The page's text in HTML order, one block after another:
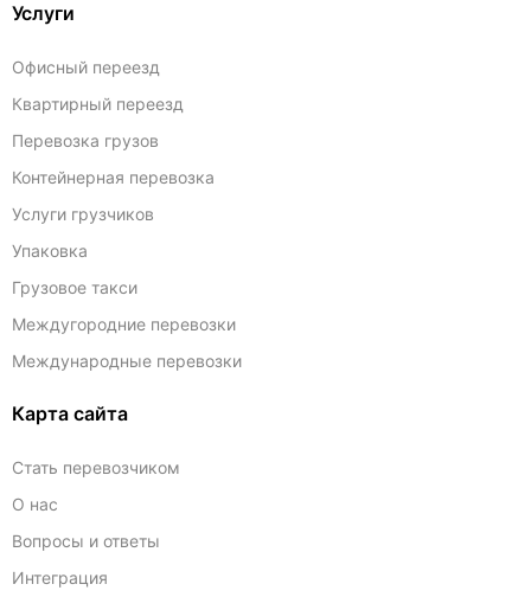
Услуги
Офисный переезд
Квартирный переезд
Перевозка грузов
Контейнерная перевозка
Услуги грузчиков
Упаковка
Грузовое такси
Междугородние перевозки
Международные перевозки
Карта сайта
Стать перевозчиком
О нас
Вопросы и ответы
Интеграция